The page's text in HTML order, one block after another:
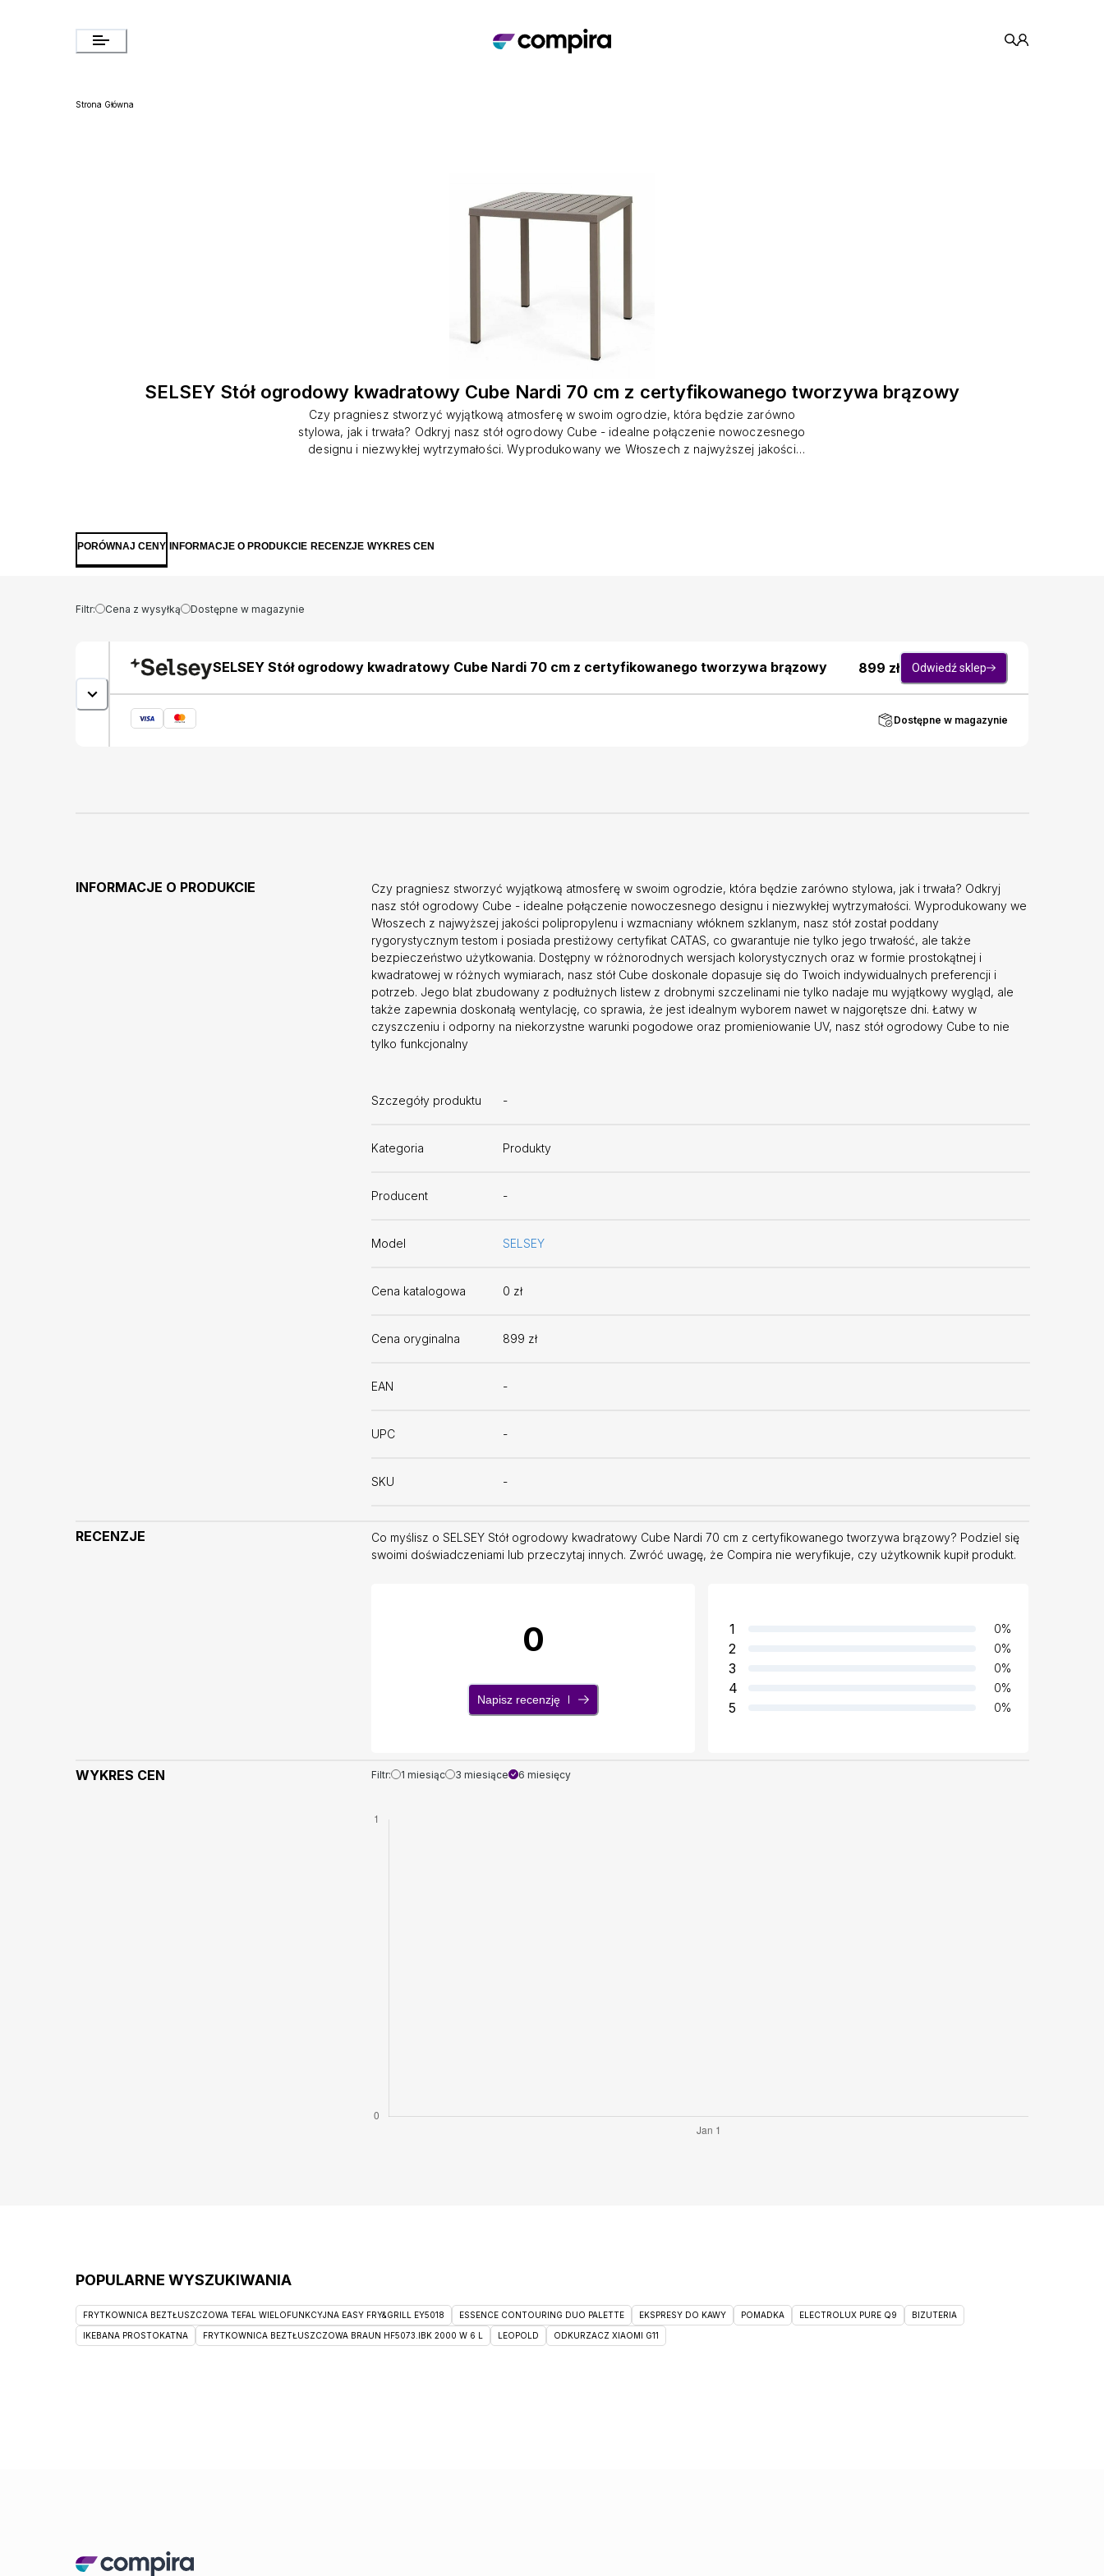
Strona Główna
SELSEY Stół ogrodowy kwadratowy Cube Nardi 70 cm z certyfikowanego tworzywa brązowy
Czy pragniesz stworzyć wyjątkową atmosferę w swoim ogrodzie, która będzie zarówno
stylowa, jak i trwała? Odkryj nasz stół ogrodowy Cube - idealne połączenie nowoczesnego
designu i niezwykłej wytrzymałości. Wyprodukowany we Włoszech z najwyższej jakości
podłużnych listew z drobnymi szczelinami nie tylko nadaje mu wyjątkowy wygląd, ale także
PORÓWNAJ CENY INFORMACJE O PRODUKCIE RECENZJE WYKRES CEN
Filtr: Cena z wysyłką Dostępne w magazynie
SELSEY Stół ogrodowy kwadratowy Cube Nardi 70 cm z certyfikowanego tworzywa brązowy 899 zł Odwiedź sklep
Dostępne w magazynie
INFORMACJE O PRODUKCIE
Czy pragniesz stworzyć wyjątkową atmosferę w swoim ogrodzie, która będzie zarówno stylowa, jak i trwała? Odkryj
nasz stół ogrodowy Cube - idealne połączenie nowoczesnego designu i niezwykłej wytrzymałości. Wyprodukowany we
Włoszech z najwyższej jakości polipropylenu i wzmacniany włóknem szklanym, nasz stół został poddany
rygorystycznym testom i posiada prestiżowy certyfikat CATAS, co gwarantuje nie tylko jego trwałość, ale także
bezpieczeństwo użytkowania. Dostępny w różnorodnych wersjach kolorystycznych oraz w formie prostokątnej i
kwadratowej w różnych wymiarach, nasz stół Cube doskonale dopasuje się do Twoich indywidualnych preferencji i
potrzeb. Jego blat zbudowany z podłużnych listew z drobnymi szczelinami nie tylko nadaje mu wyjątkowy wygląd, ale
także zapewnia doskonałą wentylację, co sprawia, że jest idealnym wyborem nawet w najgorętsze dni. Łatwy w
czyszczeniu i odporny na niekorzystne warunki pogodowe oraz promieniowanie UV, nasz stół ogrodowy Cube to nie
tylko funkcjonalny
Szczegóły produktu -
Kategoria Produkty
Producent -
Model SELSEY
Cena katalogowa 0 zł
Cena oryginalna 899 zł
EAN -
UPC -
SKU -
RECENZJE
Co myślisz o SELSEY Stół ogrodowy kwadratowy Cube Nardi 70 cm z certyfikowanego tworzywa brązowy? Podziel się
swoimi doświadczeniami lub przeczytaj innych. Zwróć uwagę, że Compira nie weryfikuje, czy użytkownik kupił produkt.
0
Napisz recenzję
1 0%
2 0%
3 0%
4 0%
5 0%
WYKRES CEN Filtr: 1 miesiąc 3 miesiące 6 miesięcy
POPULARNE WYSZUKIWANIA
FRYTKOWNICA BEZTŁUSZCZOWA TEFAL WIELOFUNKCYJNA EASY FRY&GRILL EY5018 ESSENCE CONTOURING DUO PALETTE EKSPRESY DO KAWY POMADKA ELECTROLUX PURE Q9 BIZUTERIA
IKEBANA PROSTOKATNA FRYTKOWNICA BEZTŁUSZCZOWA BRAUN HF5073.IBK 2000 W 6 L LEOPOLD ODKURZACZ XIAOMI G11